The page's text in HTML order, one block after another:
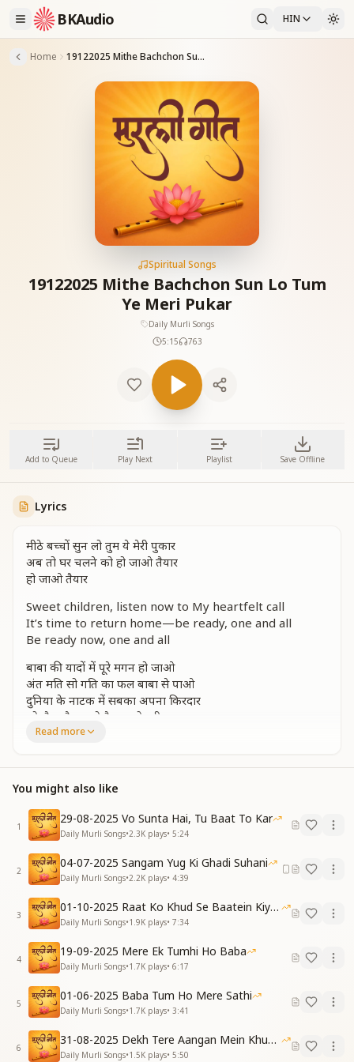
BKAudio HIN
Home 19122025 Mithe Bachchon Sun Lo Tum Ye Meri Pukar
Spiritual Songs
19122025 Mithe Bachchon Sun Lo Tum
Ye Meri Pukar
Daily Murli Songs
5:15
763
Add to Queue Play Next Playlist Save Offline
Lyrics
मीठे बच्चों सुन लो तुम ये मेरी पुकार
अब तो घर चलने को हो जाओ तैयार
हो जाओ तैयार
Sweet children, listen now to My heartfelt call
It’s time to return home—be ready, one and all
Be ready now, one and all
बाबा की यादों में पूरे मगन हो जाओ
अंत मति सो गति का फल बाबा से पाओ
दुनिया के नाटक में सबका अपना किरदार
जो जैसा है उसको वैसा करो स्वीकार
This world is a play, each one has a part to enact
Accept everyone as they are—that’s a spiritual fact
मीठे बच्चों सुन लो तुम ये मेरी पुकार
अब तो घर चलने को हो जाओ तैयार
हो जाओ तैयार
Sweet children, listen now to My heartfelt call
It’s time to return home—be ready, one and all
Be ready now, one and all
मुश्किल कोई आए तो बैठो ना घबराकर
फिर कोशिश करो बाबा की यादों में समाकर
जहां भी देखो होता रहता कितना पापाचार
मिटने वाली दुनिया में अब मचेगी हाहाकार
When a difficulty comes, don’t sit in fear or despair
Just try again—immerse in Baba’s loving care
Read more
You might also like
1
29-08-2025 Vo Sunta Hai, Tu Baat To Kar
Daily Murli Songs•2.3K plays• 5:24
2
04-07-2025 Sangam Yug Ki Ghadi Suhani
Daily Murli Songs•2.2K plays• 4:39
3
01-10-2025 Raat Ko Khud Se Baatein Kiya Kijiye
Daily Murli Songs•1.9K plays• 7:34
4
19-09-2025 Mere Ek Tumhi Ho Baba
Daily Murli Songs•1.7K plays• 6:17
5
01-06-2025 Baba Tum Ho Mere Sathi
Daily Murli Songs•1.7K plays• 3:41
6
31-08-2025 Dekh Tere Aangan Mein Khud Bhagwan
Daily Murli Songs•1.5K plays• 5:50